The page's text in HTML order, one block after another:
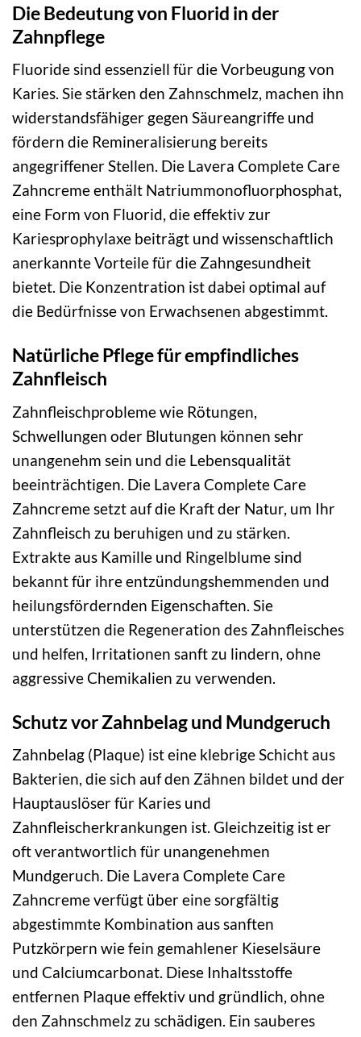
Die Bedeutung von Fluorid in der
Zahnpflege
Fluoride sind essenziell für die Vorbeugung von
Karies. Sie stärken den Zahnschmelz, machen ihn
widerstandsfähiger gegen Säureangriffe und
fördern die Remineralisierung bereits
angegriffener Stellen. Die Lavera Complete Care
Zahncreme enthält Natriummonofluorphosphat,
eine Form von Fluorid, die effektiv zur
Kariesprophylaxe beiträgt und wissenschaftlich
anerkannte Vorteile für die Zahngesundheit
bietet. Die Konzentration ist dabei optimal auf
die Bedürfnisse von Erwachsenen abgestimmt.
Natürliche Pflege für empfindliches
Zahnfleisch
Zahnfleischprobleme wie Rötungen,
Schwellungen oder Blutungen können sehr
unangenehm sein und die Lebensqualität
beeinträchtigen. Die Lavera Complete Care
Zahncreme setzt auf die Kraft der Natur, um Ihr
Zahnfleisch zu beruhigen und zu stärken.
Extrakte aus Kamille und Ringelblume sind
bekannt für ihre entzündungshemmenden und
heilungsfördernden Eigenschaften. Sie
unterstützen die Regeneration des Zahnfleisches
und helfen, Irritationen sanft zu lindern, ohne
aggressive Chemikalien zu verwenden.
Schutz vor Zahnbelag und Mundgeruch
Zahnbelag (Plaque) ist eine klebrige Schicht aus
Bakterien, die sich auf den Zähnen bildet und der
Hauptauslöser für Karies und
Zahnfleischerkrankungen ist. Gleichzeitig ist er
oft verantwortlich für unangenehmen
Mundgeruch. Die Lavera Complete Care
Zahncreme verfügt über eine sorgfältig
abgestimmte Kombination aus sanften
Putzkörpern wie fein gemahlener Kieselsäure
und Calciumcarbonat. Diese Inhaltsstoffe
entfernen Plaque effektiv und gründlich, ohne
den Zahnschmelz zu schädigen. Ein sauberes